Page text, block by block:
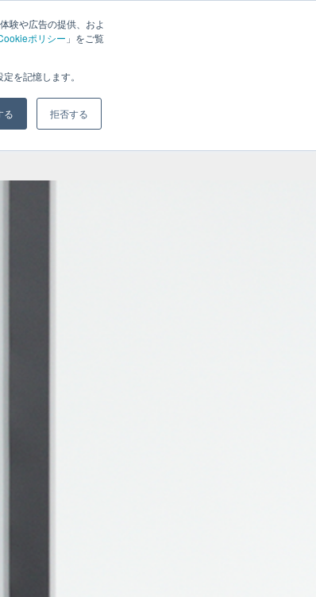
や広告の提供、およ
ポリシー 」をご覧
を記憶します。
る 拒否する
ブログ 会社概要